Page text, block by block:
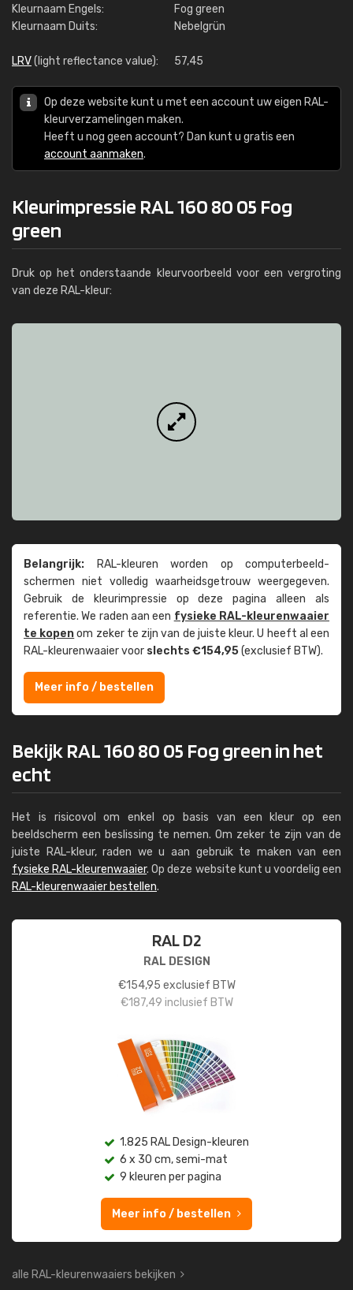
Kleurnaam Engels:
Fog green
Kleurnaam Duits:
Nebelgrün
LRV(light reflectance value): 57,45
Op deze website kunt u met een account uw eigen RAL-
kleurverzamelingen maken.
Heeft u nog geen account? Dan kunt u gratis een
account aanmaken.
Kleurimpressie RAL 160 80 05 Fog
green
Druk op het onderstaande kleurvoorbeeld voor een vergroting
van deze RAL-kleur:
Belangrijk: RAL-kleuren worden op computer­beeld­
schermen niet volledig waarheids­­getrouw weer­gegeven.
Gebruik de kleur­impressie op deze pagina alleen als
referentie. We raden aan een fysieke RAL-kleuren­waaier
te kopenom zeker te zijn van de juiste kleur. U heeft al een
RAL-kleuren­waaier voor slechts €154,95(exclusief BTW).
Meer info / bestellen
Bekijk RAL 160 80 05 Fog green in het
echt
Het is risicovol om enkel op basis van een kleur op een
beeldscherm een beslissing te nemen. Om zeker te zijn van de
juiste RAL-kleur, raden we u aan gebruik te maken van een
fysieke RAL-kleurenwaaier. Op deze website kunt u voordelig een
RAL-kleurenwaaier bestellen.
RAL D2
RAL DESIGN
€154,95 exclusief BTW
€187,49 inclusief BTW
1.825 RAL Design-kleuren
6 x 30 cm, semi-mat
9 kleuren per pagina
Meer info / bestellen
alle RAL-kleurenwaaiers bekijken